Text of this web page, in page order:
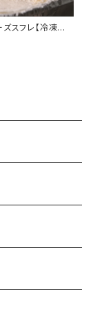
スフレ【冷凍便】
クリーム 生チョ
ギフト プレゼン